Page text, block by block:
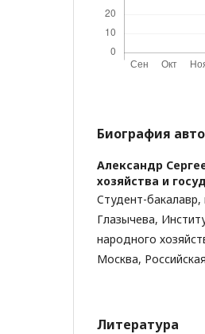
Биография
Александр
хозяйства и
Cтудент-
Глазычева,
народного
Москва,
Литература